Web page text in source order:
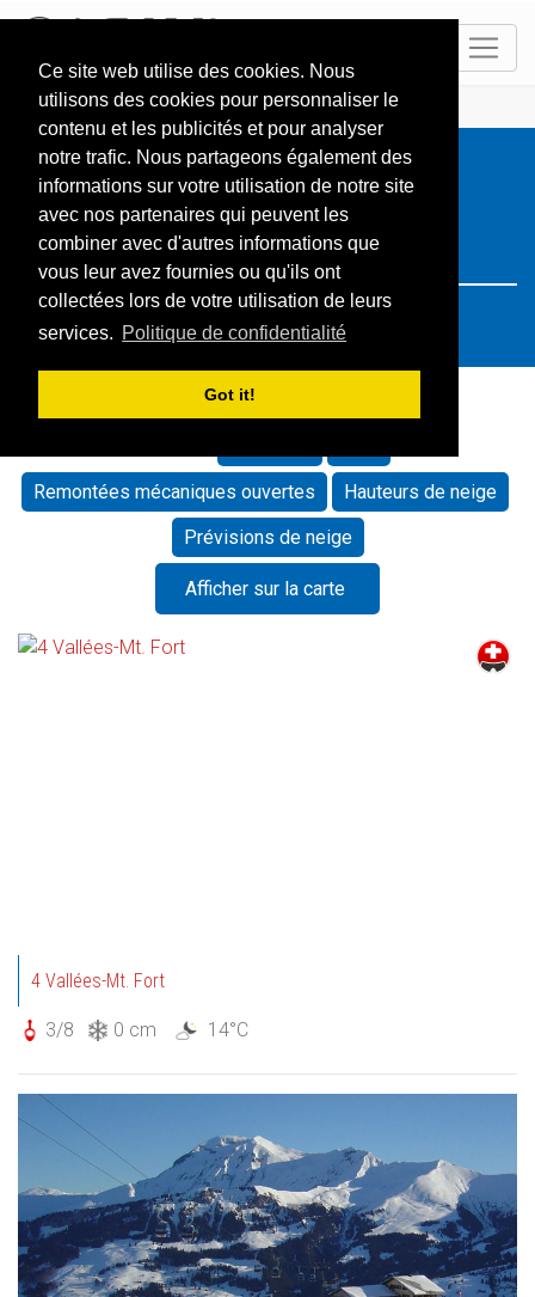
Ce site web utilise des cookies. Nous
utilisons des cookies pour personnaliser le
contenu et les publicités et pour analyser
notre trafic. Nous partageons également des
informations sur votre utilisation de notre site
avec nos partenaires qui peuvent les
combiner avec d'autres informations que
vous leur avez fournies ou qu'ils ont
collectées lors de votre utilisation de leurs
services. Politique de confidentialité
Got it!
ACCUEIL Resorts Search: Switzerland
Remontées mécaniques ouvertes
Hauteurs de neige
Prévisions de neige
Afficher sur la carte
4 Vallées-Mt. Fort
3/8 0 cm 14°C